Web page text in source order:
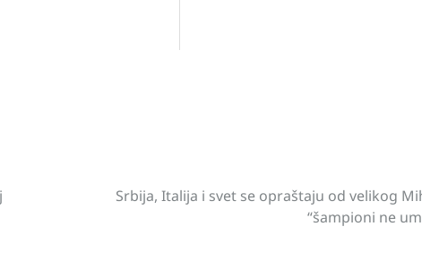
Srbija, Italija i svet se opraštaju od velikog
“šampioni ne